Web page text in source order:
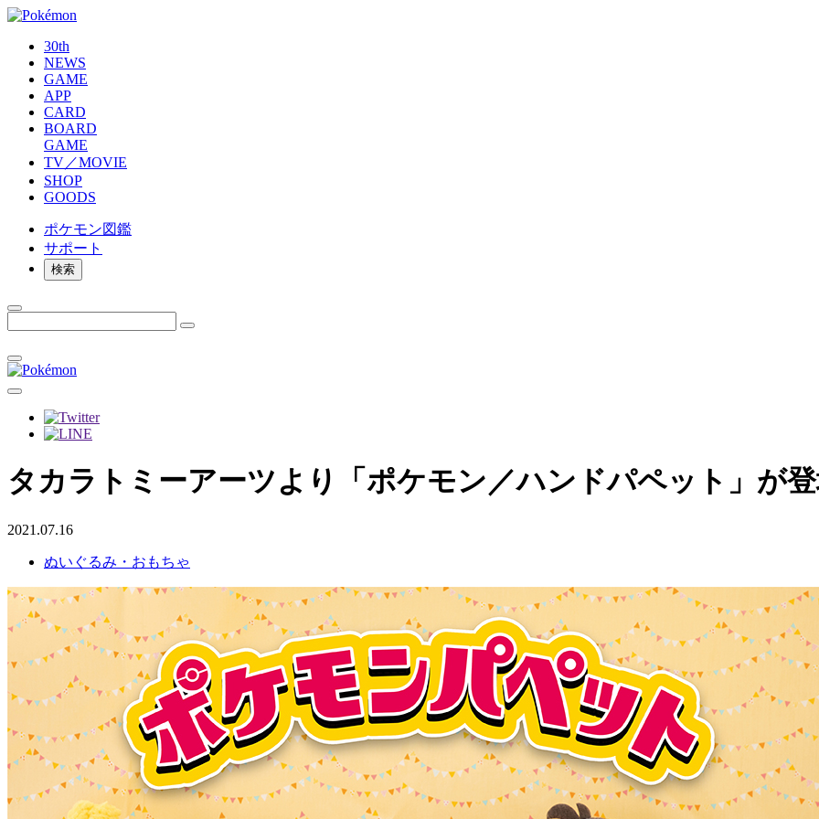
30th
NEWS
GAME
APP
CARD
BOARD
GAME
TV／MOVIE
SHOP
GOODS
ポケモン図鑑
サポート
検索
タカラトミーアーツより「ポケモン／ハンドパペット」が
2021.07.16
ぬいぐるみ・おもちゃ